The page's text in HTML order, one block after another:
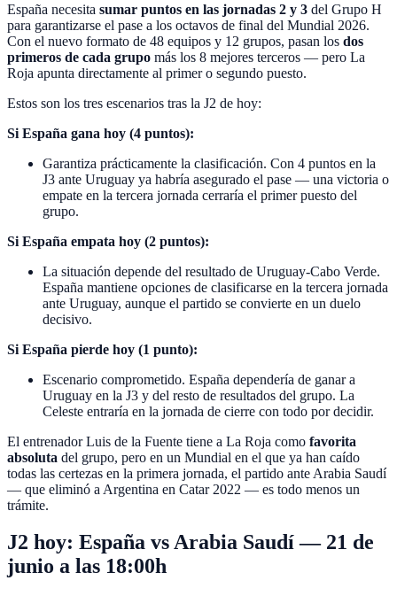
España necesita sumar puntos en las jornadas 2 y 3 del Grupo H
para garantizarse el pase a los octavos de final del Mundial 2026.
Con el nuevo formato de 48 equipos y 12 grupos, pasan los dos
primeros de cada grupo más los 8 mejores terceros — pero La
Roja apunta directamente al primer o segundo puesto.
Estos son los tres escenarios tras la J2 de hoy:
Si España gana hoy (4 puntos):
Garantiza prácticamente la clasificación. Con 4 puntos en la
J3 ante Uruguay ya habría asegurado el pase — una victoria o
empate en la tercera jornada cerraría el primer puesto del
grupo.
Si España empata hoy (2 puntos):
La situación depende del resultado de Uruguay-Cabo Verde.
España mantiene opciones de clasificarse en la tercera jornada
ante Uruguay, aunque el partido se convierte en un duelo
decisivo.
Si España pierde hoy (1 punto):
Escenario comprometido. España dependería de ganar a
Uruguay en la J3 y del resto de resultados del grupo. La
Celeste entraría en la jornada de cierre con todo por decidir.
El entrenador Luis de la Fuente tiene a La Roja como favorita
absoluta del grupo, pero en un Mundial en el que ya han caído
todas las certezas en la primera jornada, el partido ante Arabia Saudí
— que eliminó a Argentina en Catar 2022 — es todo menos un
trámite.
J2 hoy: España vs Arabia Saudí — 21 de
junio a las 18:00h